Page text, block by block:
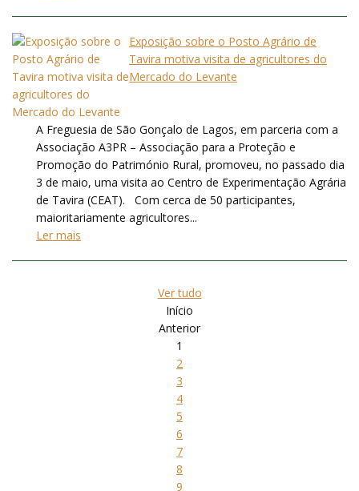
Exposição sobre o Posto Agrário de
Tavira motiva visita de agricultores do
Mercado do Levante
A Freguesia de São Gonçalo de Lagos, em parceria com a
Associação A3PR – Associação para a Proteção e
Promoção do Património Rural, promoveu, no passado dia
3 de maio, uma visita ao Centro de Experimentação Agrária
de Tavira (CEAT). Com cerca de 50 participantes,
maioritariamente agricultores...
Ler mais
Ver tudo
Início
Anterior
1
2
3
4
5
6
7
8
9